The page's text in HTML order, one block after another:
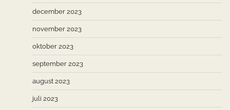
december 2023
november 2023
oktober 2023
september 2023
august 2023
juli 2023